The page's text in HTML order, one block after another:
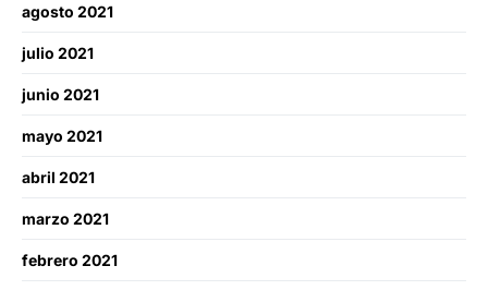
agosto 2021
julio 2021
junio 2021
mayo 2021
abril 2021
marzo 2021
febrero 2021